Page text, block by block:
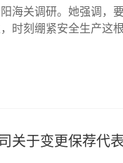
海关调研。她强调，
时刻绷紧安全生产这
关于变更保荐代